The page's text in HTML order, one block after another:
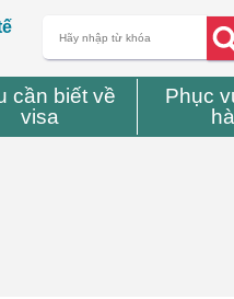
cần biết về
visa
Phục